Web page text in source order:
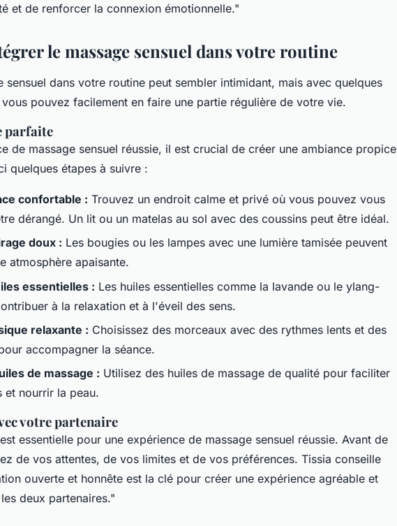
et de renforcer la connexion émotionnelle."
le massage sensuel dans votre routine
sensuel dans votre routine peut sembler intimidant, mais avec quelques
pouvez facilement en faire une partie régulière de votre vie.
parfaite
de massage sensuel réussie, il est crucial de créer une ambiance propice
quelques étapes à suivre :
confortable : Trouvez un endroit calme et privé où vous pouvez vous
dérangé. Un lit ou un matelas au sol avec des coussins peut être idéal.
doux : Les bougies ou les lampes avec une lumière tamisée peuvent
atmosphère apaisante.
essentielles : Les huiles essentielles comme la lavande ou le ylang-
à la relaxation et à l'éveil des sens.
relaxante : Choisissez des morceaux avec des rythmes lents et des
accompagner la séance.
de massage : Utilisez des huiles de massage de qualité pour faciliter
et nourrir la peau.
votre partenaire
essentielle pour une expérience de massage sensuel réussie. Avant de
de vos attentes, de vos limites et de vos préférences. Tissia conseille
ouverte et honnête est la clé pour créer une expérience agréable et
deux partenaires."